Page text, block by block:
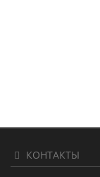
КОНТАКТЫ